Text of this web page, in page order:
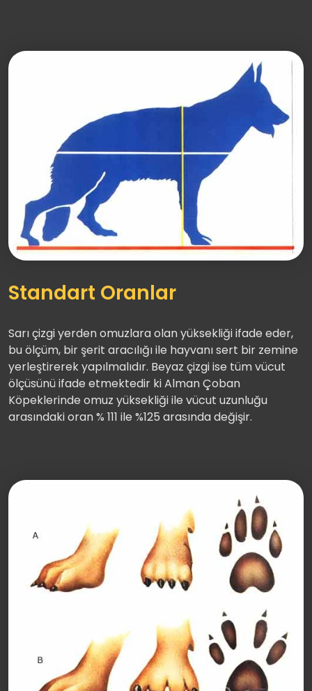
Standart Oranlar
Sarı çizgi yerden omuzlara olan yüksekliği ifade eder,
bu ölçüm, bir şerit aracılığı ile hayvanı sert bir zemine
yerleştirerek yapılmalıdır. Beyaz çizgi ise tüm vücut
ölçüsünü ifade etmektedir ki Alman Çoban
Köpeklerinde omuz yüksekliği ile vücut uzunluğu
arasındaki oran % 111 ile %125 arasında değişir.